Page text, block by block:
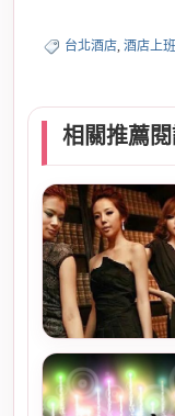
台北酒店, 酒店上班
相關推薦